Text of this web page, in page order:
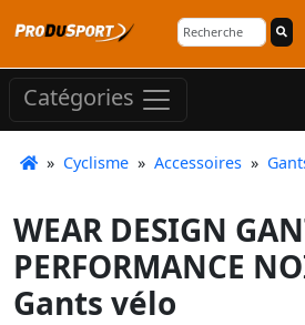
Catégories
» Cyclisme » Accessoires »
WEAR DESIGN
PERFORMANCE
Gants vélo